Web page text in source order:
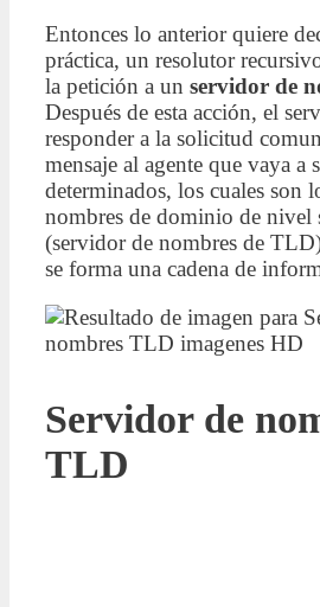
Entonces lo anterior quiere
práctica, un resolutor
la petición a un servidor de
Después de esta acción, el
responder a la solicitud
mensaje al agente que vaya a
determinados, los cuales son
nombres de dominio de nivel
(servidor de nombres de
se forma una cadena de
Servidor de
TLD